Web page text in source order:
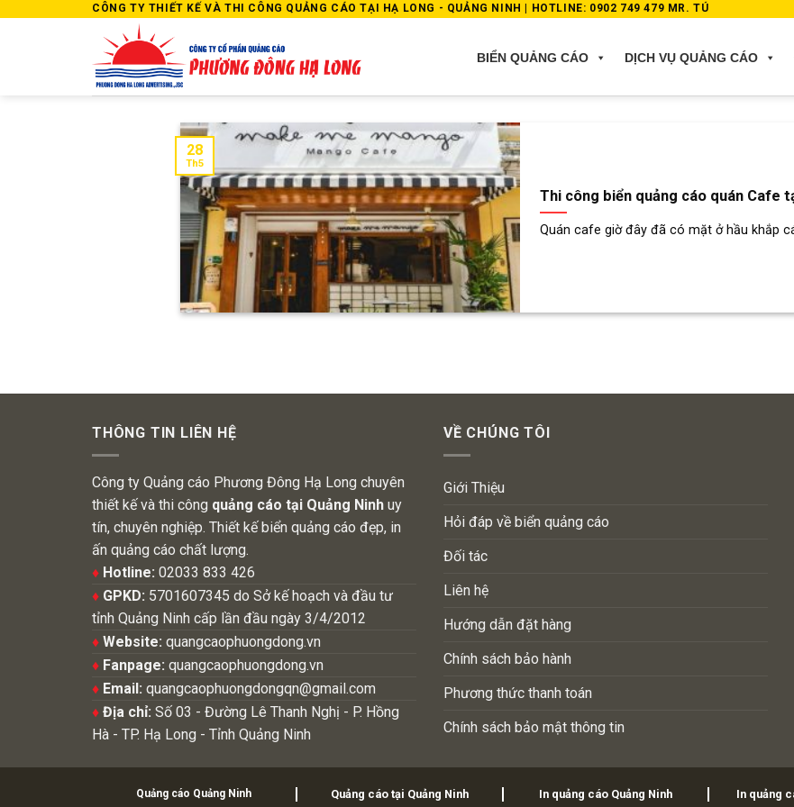
CÔNG TY THIẾT KẾ VÀ THI CÔNG QUẢNG CÁO TẠI HẠ LONG - QUẢNG NINH | HOTLINE: 0902 749 479 MR. TÚ
BIỂN QUẢNG CÁO DỊCH VỤ QUẢNG CÁO
Thi công biển quảng cáo quán Cafe
Quán cafe giờ đây đã có mặt ở hầu khắp
28
Th5
THÔNG TIN LIÊN HỆ
Công ty Quảng cáo Phương Đông Hạ Long chuyên
thiết kế và thi công quảng cáo tại Quảng Ninh uy
tín, chuyên nghiệp. Thiết kế biển quảng cáo đẹp, in
ấn quảng cáo chất lượng.
♦ Hotline: 02033 833 426
♦ GPKD: 5701607345 do Sở kế hoạch và đầu tư
tỉnh Quảng Ninh cấp lần đầu ngày 3/4/2012
♦ Website: quangcaophuongdong.vn
♦ Fanpage: quangcaophuongdong.vn
♦ Email: quangcaophuongdongqn@gmail.com
♦ Địa chỉ: Số 03 - Đường Lê Thanh Nghị - P. Hồng
Hà - TP. Hạ Long - Tỉnh Quảng Ninh
VỀ CHÚNG TÔI
Giới Thiệu
Hỏi đáp về biển quảng cáo
Đối tác
Liên hệ
Hướng dẫn đặt hàng
Chính sách bảo hành
Phương thức thanh toán
Chính sách bảo mật thông tin
Quảng cáo Quảng Ninh Quảng cáo tại Quảng Ninh In quảng cáo Quảng Ninh In quảng